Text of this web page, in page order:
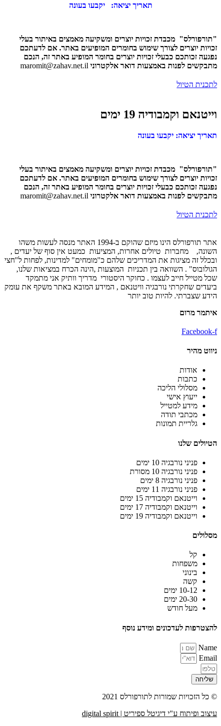
תאריך יציאה: יקבעו בעונה
"תורפורלס" מכבדת זכויות יוצרים ומשקיעה מאמצים באיתור בעלי
זכויות יוצרים לצורך שימוש בחומרים המופיעים באתר. אם לדעתכם
נפגעה זכותכם כבעלי זכויות יוצרים בחומר המופיע באתר זה, הנכם
מתבקשים לפנות באמצעות דואר אלקטרוני maromit@zahav.net.il
לתכנית הטיול
וייטנאם וקמבודיה 19 ימים
תאריך יציאה: יקבעו בעונה
"תורפורלס" מכבדת זכויות יוצרים ומשקיעה מאמצים באיתור בעלי
זכויות יוצרים לצורך שימוש בחומרים המופיעים באתר. אם לדעתכם
נפגעה זכותכם כבעלי זכויות יוצרים בחומר המופיע באתר זה, הנכם
מתבקשים לפנות באמצעות דואר אלקטרוני maromit@zahav.net.il
לתכנית הטיול
אתר תורפורלס הינו מיזם שהוקם ב-1994 האתר מנסה לעשות משהו
השונה, מחברות טיולים אחרות, המציעות כמעט אין סוף של יעדים ,
ובכלל זה מציגות את המדריכים שלהם כ"מומחים" למדינות, לפחות ל"חצי
הגולובוס" . השוואה בין תכניות המוצעות ,הינה הכרח במציאות שלנו,
שכל מטייל חייב לעצמו . כחוקר היסטורי מדריך וותיק אני מתמקד
ביעדים שחקרתי נורבגיה וויטנאם , המידע המובא באתר משקף את עומק
הידע שצברתי. להיות טוב יותר
איתמר מרום
Facebook-f
ניווט מהיר
אודות
כתבות
מסלולי הליכה
ייעוץ אישי
מידע למטייל
מכתבי תודה
גלריית תמונות
הטיולים שלנו
פניני נורבגיה 10 ימים
פניני נורבגיה 10 מסורת
פניני נורבגיה 8 ימים
פניני נורבגיה 11 ימים
וייטנאם וקמבודיה 15 ימים
וייטנאם וקמבודיה 17 ימים
וייטנאם וקמבודיה 19 ימים
מסלולים
קל
משפחות
בינוני
קשה
10-12 ימים
20-30 ימים
מעל חודש
להצטרפות לעדכונים ומידע נוסף
Name
Email
שליחה
© כל הזכויות שמורות לתורפורלס 2021
עיצוב ופיתוח ע"י דיגיטל ספיריט | digital spirit